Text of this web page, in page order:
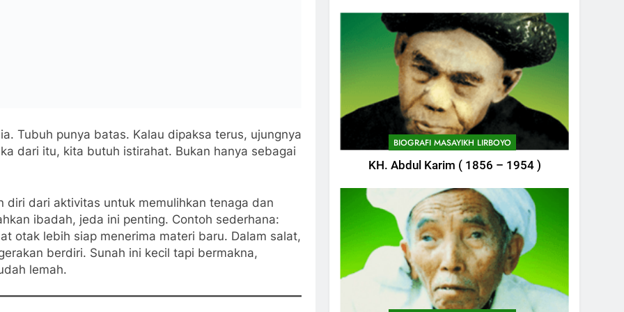
Tubuh punya batas. Kalau dipaksa terus, ujungnya
dari itu, kita butuh istirahat. Bukan hanya sebagai
dari aktivitas untuk memulihkan tenaga dan
ibadah, jeda ini penting. Contoh sederhana:
otak lebih siap menerima materi baru. Dalam salat,
berdiri. Sunah ini kecil tapi bermakna,
lemah.
BIOGRAFI MASAYIKH LIRBOYO
KH. Abdul Karim ( 1856 – 1954 )
Himasal Semen Sumbang